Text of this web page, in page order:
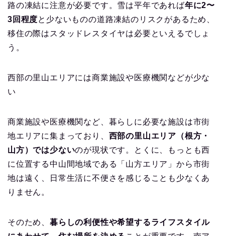
路の凍結に注意が必要です。雪は平年であれば年に2〜
3回程度と少ないものの道路凍結のリスクがあるため、
移住の際はスタッドレスタイヤは必要といえるでしょ
う。
西部の里山エリアには商業施設や医療機関などが少な
い
商業施設や医療機関など、暮らしに必要な施設は市街
地エリアに集まっており、 西部の里山エリア（根方・
山方）では少ないのが現状です。とくに、もっとも西
に位置する中山間地域である「山方エリア」から市街
地は遠く、日常生活に不便さを感じることも少なくあ
りません。
そのため、 暮らしの利便性や希望するライフスタイル